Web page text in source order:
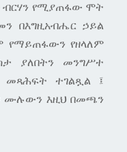
ብርሃን የሚያጠፋው ሞት
በእግዚአብሔር ኃይል
የዘላለም
ያለበትን መንግሥተ
መጻሕፍት ተገልጿል ፤
ሙሉውን እዚህ በመጫን